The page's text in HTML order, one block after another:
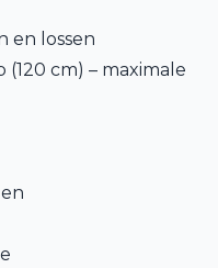
en lossen
cm) – maximale